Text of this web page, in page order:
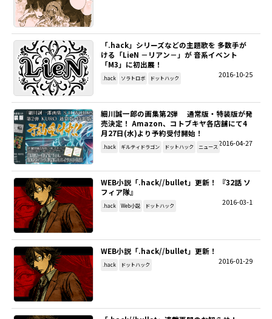
「.hack」シリーズなどの主題歌を 多数手が
ける「LieN －リアン－」が 音系イベント
「M3」に初出展！
2016-10-25
.hack ソラトロボ ドットハック
細川誠一郎の画集第2弾 通常版・特装版が発
売決定！ Amazon、コトブキヤ各店舗にて4
月27日(水)より予約受付開始！
2016-04-27
.hack ギルティドラゴン ドットハック ニュース
WEB小説「.hack//bullet」更新！ 『32話 ソ
フィア隊』
2016-03-1
.hack Web小説 ドットハック
WEB小説「.hack//bullet」更新！
2016-01-29
.hack ドットハック